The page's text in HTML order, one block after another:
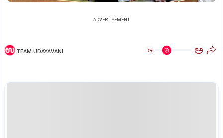
ADVERTISEMENT
TEAM UDAYAVANI ಅ ಅ